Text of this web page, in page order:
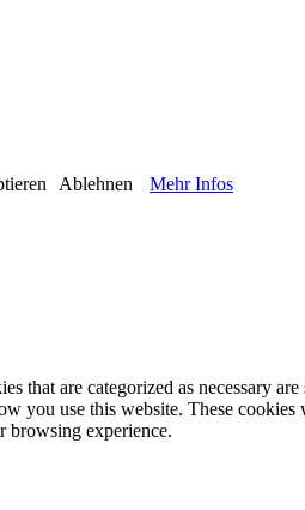
Ablehnen Mehr Infos
are categorized as necessary
you use this website. These
browsing experience.